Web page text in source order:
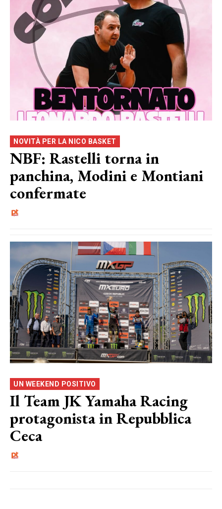
NOVITÀ PER LA NICO BASKET
NBF: Rastelli torna in
panchina, Modini e Montiani
confermate
UN WEEKEND POSITIVO
Il Team JK Yamaha Racing
protagonista in Repubblica
Ceca